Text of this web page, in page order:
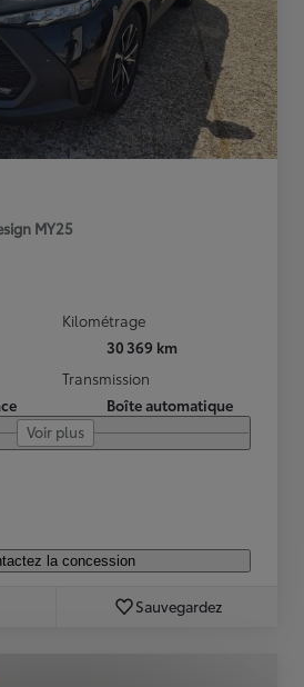
MY25
Kilométrage
30 369 km
Transmission
Boîte automatique
Voir plus
la concession
Sauvegardez